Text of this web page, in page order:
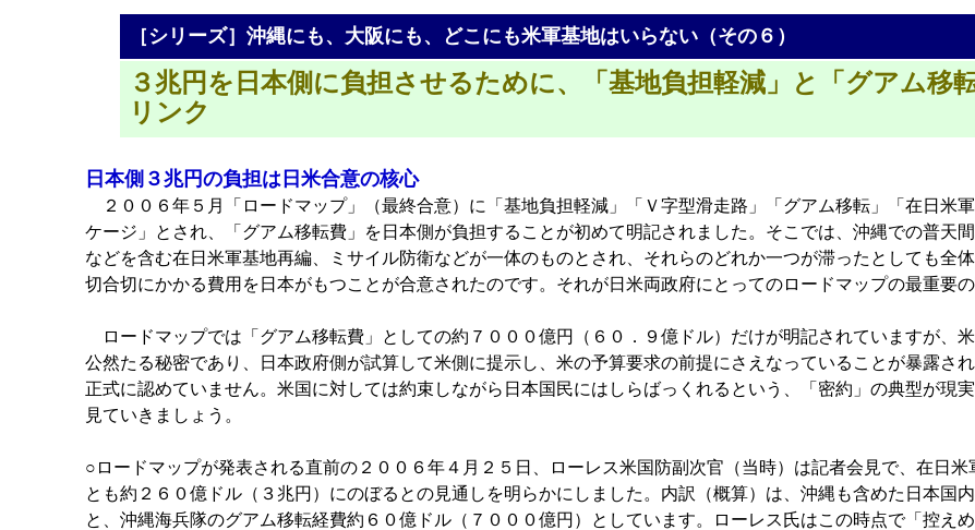
［シリーズ］沖縄にも、大阪にも、どこにも米軍基地はいらない（その６）
３兆円を日本側に負担させるために、「基地負担軽減」と「グアム移
リンク
日本側３兆円の負担は日米合意の核心
２００６年５月「ロードマップ」（最終合意）に「基地負担軽減」「Ｖ字型滑走路」「グアム移転」「在日米
ケージ」とされ、「グアム移転費」を日本側が負担することが初めて明記されました。そこでは、沖縄での普天
などを含む在日米軍基地再編、ミサイル防衛などが一体のものとされ、それらのどれか一つが滞ったとしても全
切合切にかかる費用を日本がもつことが合意されたのです。それが日米両政府にとってのロードマップの最重要の
ロードマップでは「グアム移転費」としての約７０００億円（６０．９億ドル）だけが明記されていますが、
公然たる秘密であり、日本政府側が試算して米側に提示し、米の予算要求の前提にさえなっていることが暴露さ
正式に認めていません。米国に対しては約束しながら日本国民にはしらばっくれるという、「密約」の典型が現
見ていきましょう。
○ロードマップが発表される直前の２００６年４月２５日、ローレス米国防副次官（当時）は記者会見で、在日
とも約２６０億ドル（３兆円）にのぼるとの見通しを明らかにしました。内訳（概算）は、沖縄も含めた日本国
と、沖縄海兵隊のグアム移転経費約６０億ドル（７０００億円）としています。ローレス氏はこの時点で「控え